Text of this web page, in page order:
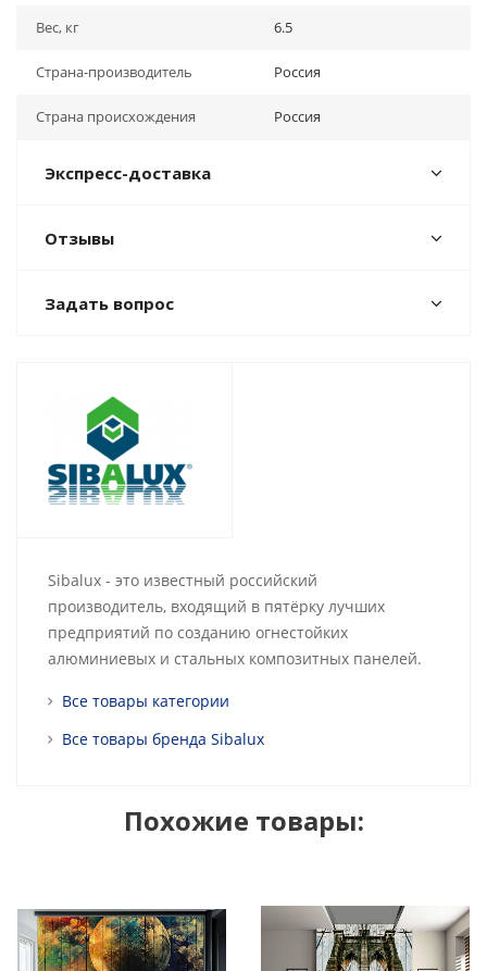
Вес, кг 6.5
Страна-производитель Россия
Страна происхождения Россия
Экспресс-доставка
Отзывы
Задать вопрос
Sibalux - это известный российский
производитель, входящий в пятёрку лучших
предприятий по созданию огнестойких
алюминиевых и стальных композитных панелей.
Все товары категории
Все товары бренда Sibalux
Похожие товары: